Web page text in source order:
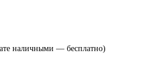
наличными — бесплатно)